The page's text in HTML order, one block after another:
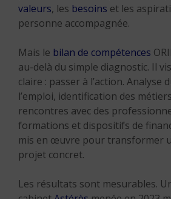
valeurs, les besoins et les
personne accompagnée.
Mais le bilan de compétences
au-delà du simple diagnostic. Il
claire : passer à l’action. Analyse
l’emploi, identification des
rencontres avec des
formations et dispositifs de
mis en œuvre pour transformer
projet concret.
Les résultats sont mesurables.